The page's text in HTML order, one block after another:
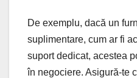
De exemplu, dacă un
suplimentare, cum ar fi
suport dedicat, acestea
în negociere. Asigură-te